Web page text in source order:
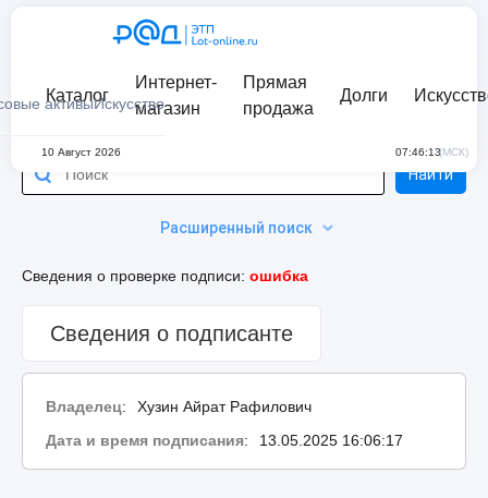
активыИскусство
Каталог
Интернет-
магазин
Прямая
продажа
Долги
10 Август 2026 07:46:13(МСК)
Расширенный поиск
Найти
Сведения о проверке подписи: ошибка
Сведения о подписанте
Владелец:
Хузин Айрат Рафилович
Дата и время подписания: 13.05.2025 16:06:17